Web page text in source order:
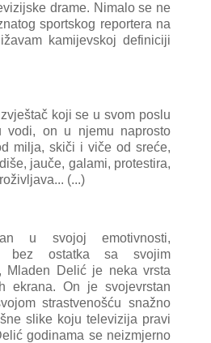
drame. Nimalo se ne
sportskog reportera na
kamijevskoj definiciji
koji se u svom poslu
vodi, on u njemu naprosto
milja, skiči i viče od sreće,
jauče, galami, protestira,
(...)
u svojoj emotivnosti,
bez ostatka sa svojim
Mladen Delić je neka vrsta
ekrana. On je svojevrstan
strastvenošću snažno
slike koju televizija pravi
godinama se neizmjerno